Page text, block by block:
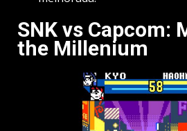
SNK vs Capcom:
the Millenium